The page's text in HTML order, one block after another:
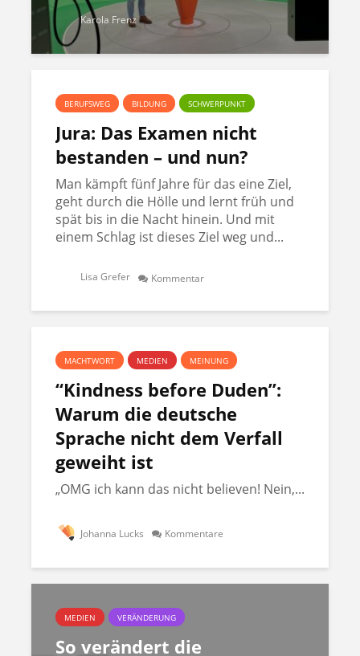
Karola Frenz
BERUFSWEG BILDUNG SCHWERPUNKT
Jura: Das Examen nicht
bestanden – und nun?
Man kämpft fünf Jahre für das eine Ziel,
geht durch die Hölle und lernt früh und
spät bis in die Nacht hinein. Und mit
einem Schlag ist dieses Ziel weg und...
Lisa Grefer Kommentar
MACHTWORT MEDIEN MEINUNG
“Kindness before Duden”:
Warum die deutsche
Sprache nicht dem Verfall
geweiht ist
„OMG ich kann das nicht believen! Nein,...
Johanna Lucks Kommentare
MEDIEN VERÄNDERUNG
So verändert die